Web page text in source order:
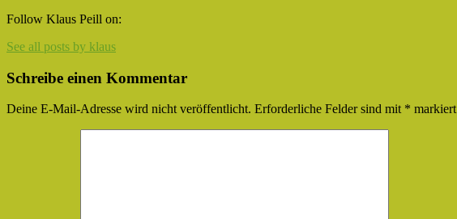
Follow Klaus Peill on:
See all posts by klaus
Schreibe einen Kommentar
Deine E-Mail-Adresse wird nicht veröffentlicht. Erforderliche Felder sind mit * markiert